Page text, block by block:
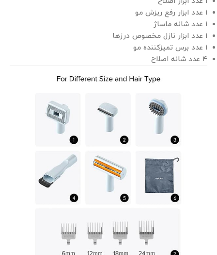
۱ عدد ابزار رفع ریزش مو
۱ عدد شانه ماساژ
۱ عدد ابزار نازل مخصوص درزها
۱ عدد برس تمیزکننده مو
۴ عدد شانه اصلاح